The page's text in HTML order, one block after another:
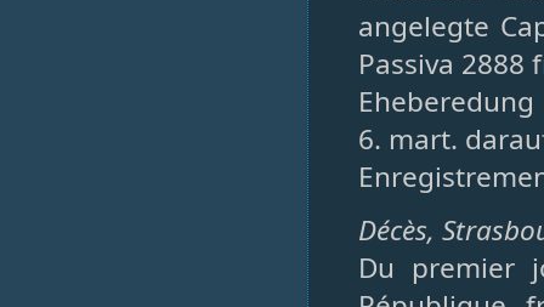
angelegte
Passiva 2888
6. mart.
Décès,
Du premier